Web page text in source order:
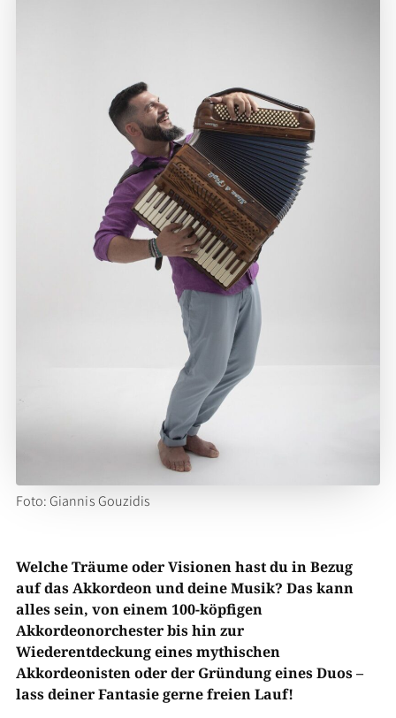
Foto: Giannis Gouzidis
Welche Träume oder Visionen hast du in Bezug
auf das Akkordeon und deine Musik? Das kann
alles sein, von einem 100-köpfigen
Akkordeonorchester bis hin zur
Wiederentdeckung eines mythischen
Akkordeonisten oder der Gründung eines Duos –
lass deiner Fantasie gerne freien Lauf!